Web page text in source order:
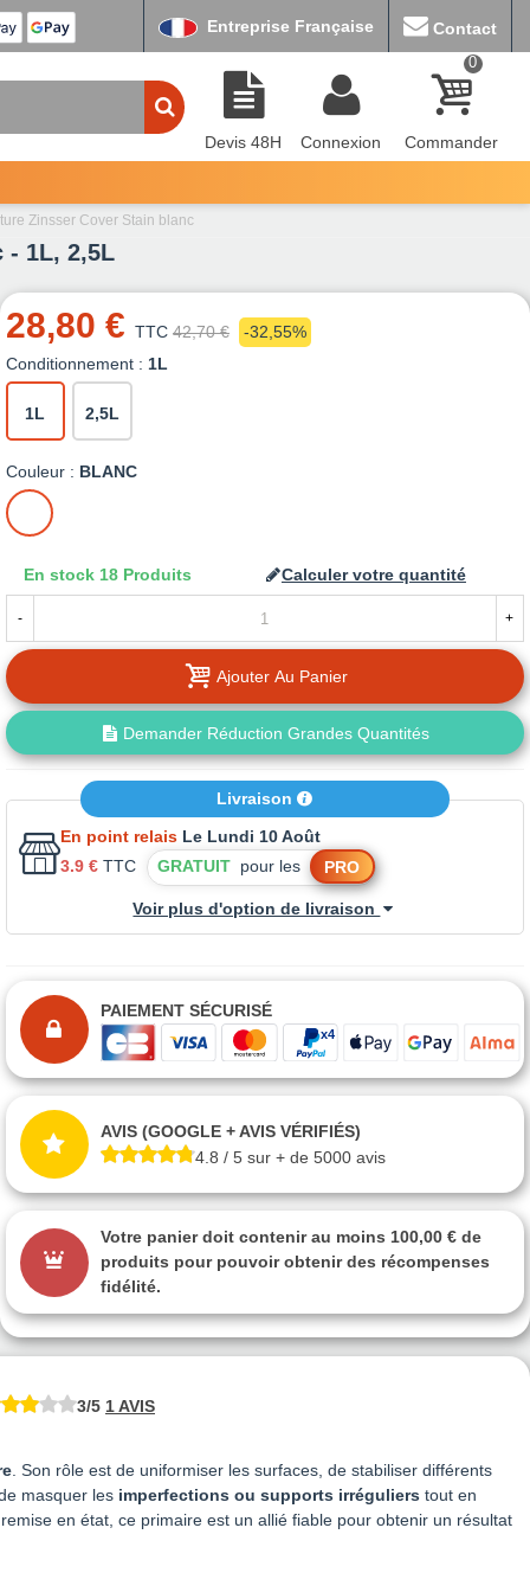
Entreprise Française Contact
Devis 48H Connexion
0
Commander
Zinsser Cover Stain blanc
1L, 2,5L
28,80 € TTC 42,70 €
-32,55%
Conditionnement : 1L
1L 2,5L
Couleur : BLANC
BLANC
En stock 18 Produits Calculer votre quantité
- +
Ajouter Au Panier
Demander Réduction Grandes Quantités
Livraison
En point relais Le Lundi 10 Août
3.9 € TTC GRATUITpour les PRO
Voir plus d'option de livraison
PAIEMENT SÉCURISÉ
AVIS (GOOGLE + AVIS VÉRIFIÉS)
4.8 / 5 sur + de 5000 avis
Votre panier doit contenir au moins 100,00 € de
produits pour pouvoir obtenir des récompenses
fidélité.
3/5 1 AVIS
. Son rôle est de uniformiser les surfaces, de stabiliser différents
masquer les imperfections ou supports irréguliers tout en
en état, ce primaire est un allié fiable pour obtenir un résultat